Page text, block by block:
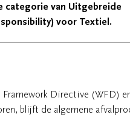
categorie van Uitgebreide
voor Textiel.
Directive (WFD)
blijft de algemene